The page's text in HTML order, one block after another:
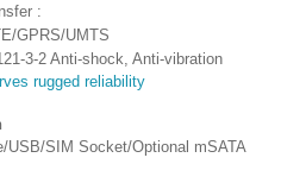
:
GPRS/UMTS
3-2 Anti-shock, Anti-vibration
USB/SIM Socket/Optional mSATA